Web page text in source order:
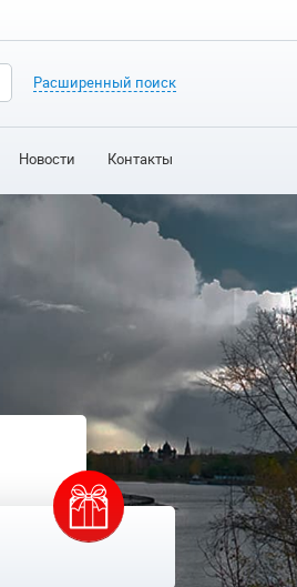
Расширенный поиск
Новости Контакты